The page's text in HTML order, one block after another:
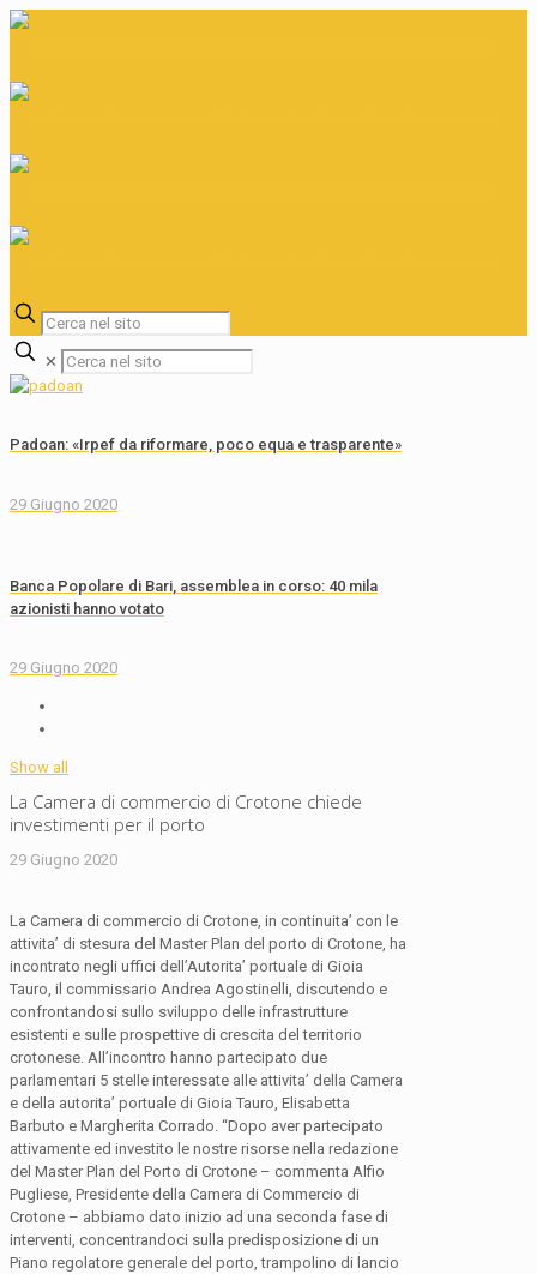
✕
Padoan: «Irpef da riformare, poco equa e trasparente»
29 Giugno 2020
Banca Popolare di Bari, assemblea in corso: 40 mila
azionisti hanno votato
29 Giugno 2020
Show all
La Camera di commercio di Crotone chiede
investimenti per il porto
29 Giugno 2020
La Camera di commercio di Crotone, in continuita’ con le
attivita’ di stesura del Master Plan del porto di Crotone, ha
incontrato negli uffici dell’Autorita’ portuale di Gioia
Tauro, il commissario Andrea Agostinelli, discutendo e
confrontandosi sullo sviluppo delle infrastrutture
esistenti e sulle prospettive di crescita del territorio
crotonese. All’incontro hanno partecipato due
parlamentari 5 stelle interessate alle attivita’ della Camera
e della autorita’ portuale di Gioia Tauro, Elisabetta
Barbuto e Margherita Corrado. “Dopo aver partecipato
attivamente ed investito le nostre risorse nella redazione
del Master Plan del Porto di Crotone – commenta Alfio
Pugliese, Presidente della Camera di Commercio di
Crotone – abbiamo dato inizio ad una seconda fase di
interventi, concentrandoci sulla predisposizione di un
Piano regolatore generale del porto, trampolino di lancio